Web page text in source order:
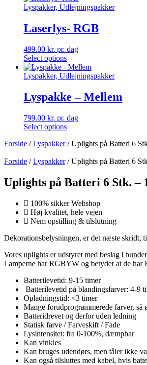
Lyspakker, Udlejningspakker
Laserlys- RGB
499.00 kr. pr. dag
Select options
Lyspakker, Udlejningspakker
Lyspakke – Mellem
799.00 kr. pr. dag
Select options
Forside /Lyspakker/ Uplights på Batteri 6
Forside /Lyspakker/ Uplights på Batteri 6
Uplights på Batteri 6 Stk. –
100% sikker Webshop
Høj kvalitet, hele vejen
Nem opstilling & tilslutning
Dekorationsbelysningen, er det næste skridt,
Vores uplights er udstyret med beslag i
Lamperne har RGBYW og betyder at de har
Batterilevetid: 9-15 timer
Batterilevetid på blandingsfarver: 4-9
Opladningstid: <3 timer
Mange forudprogrammerede farver, så
Batteridrevet og derfor uden ledning
Statisk farve / Farveskift / Fade
Lysintensitet: fra 0-100%, dæmpbar
Kan vinkles
Kan bruges udendørs, men tåler ikke
Kan også tilsluttes med kabel, hvis